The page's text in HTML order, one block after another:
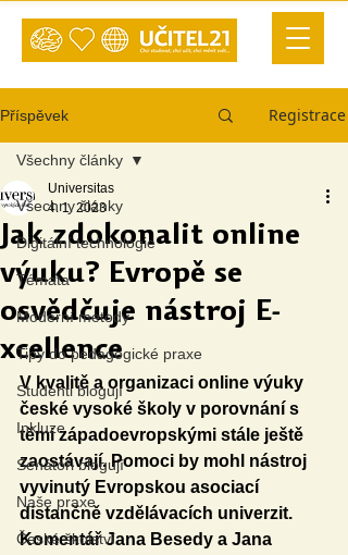
Příspěvek Registrace
Všechny články
Digitální technologie
Témata
Moderní metody
Tipy do pedagogické praxe
Studenti blogují
Inkluze
Senátoři blogují
Naše praxe
České školství
Všechny články
Jak zdokonalit online
výuku? Evropě se
osvědčuje nástroj E-
xcellence
Universitas
4. 1. 2023
V kvalitě a organizaci online výuky
české vysoké školy v porovnání s
těmi západoevropskými stále ještě
zaostávají. Pomoci by mohl nástroj
vyvinutý Evropskou asociací
distančně vzdělávacích univerzit.
Komentář Jana Besedy a Jana